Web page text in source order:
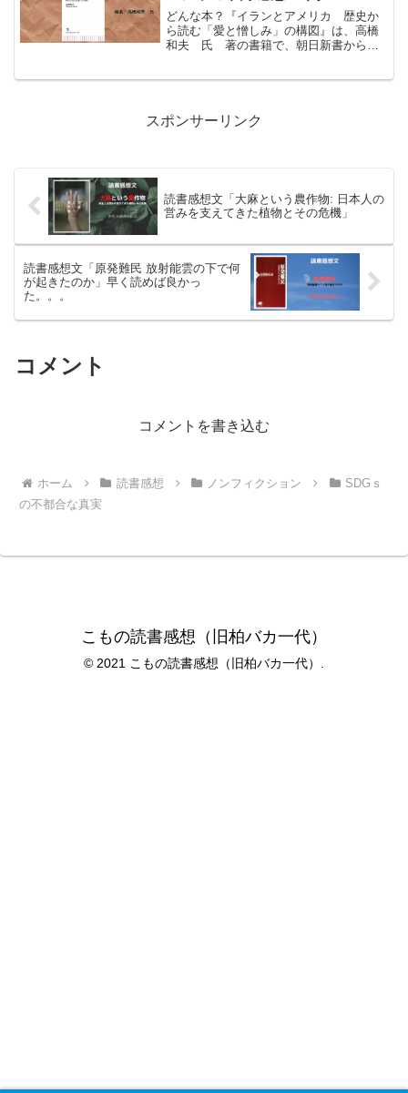
どんな本？『イランとアメリカ 歴史か
ら読む「愛と憎しみ」の構図』は、高橋
和夫 氏 著の書籍で、朝日新書から
スポンサーリンク
読書感想文「大麻という農作物: 日本人の
営みを支えてきた植物とその危機」
読書感想文「原発難民 放射能雲の下で何
が起きたのか」早く読めば良かっ
た。。。
コメント
コメントを書き込む
ホーム 読書感想 ノンフィクション
SDGｓ
の不都合な真実
こもの読書感想（旧柏バカ一代）
© 2021 こもの読書感想（旧柏バカ一代）.